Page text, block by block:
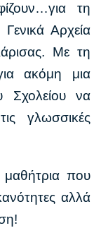
τη
Αρχεία
Με τη
ακόμη μια
Σχολείου να
γλωσσικές
που
αλλά